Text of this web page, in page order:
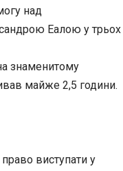
над
Еалою у трьох
знаменитому
майже 2,5 години.
виступати у